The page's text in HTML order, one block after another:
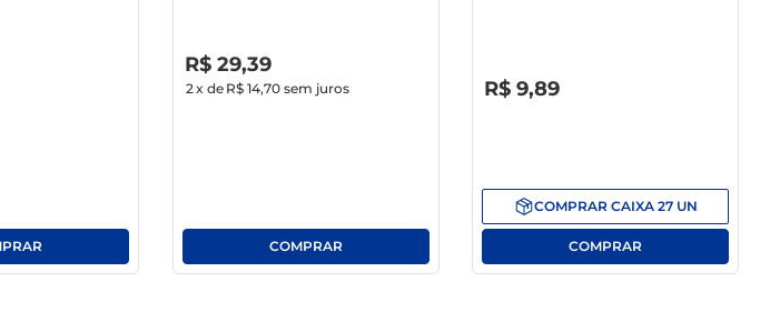
R$ 29,39
2 x de R$ 14,70sem juros R$ 9,89
COMPRAR CAIXA 27 UN